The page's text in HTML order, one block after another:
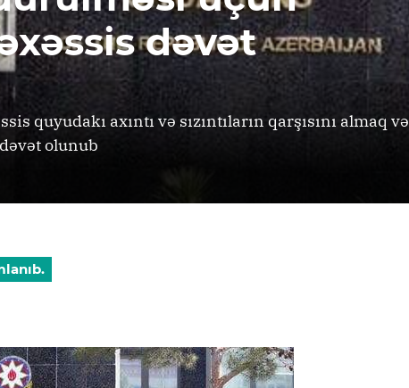
dəvət
quyudakı axıntı və sızıntıların qarşısını almaq və
olunub